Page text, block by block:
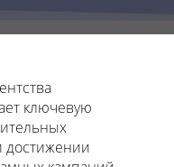
ключевую
достижении